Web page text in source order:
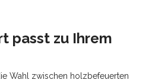
passt zu Ihrem
Wahl zwischen holzbefeuerten